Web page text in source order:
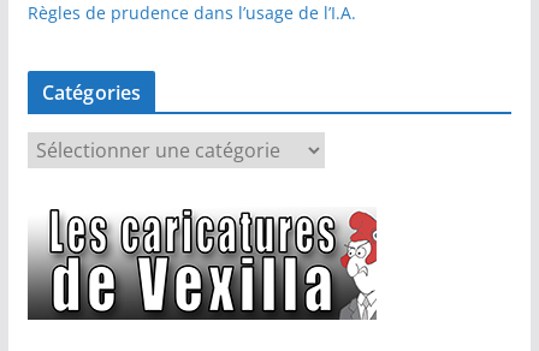
Règles de prudence dans l’usage de l’I.A.
Catégories
é
g
o
r